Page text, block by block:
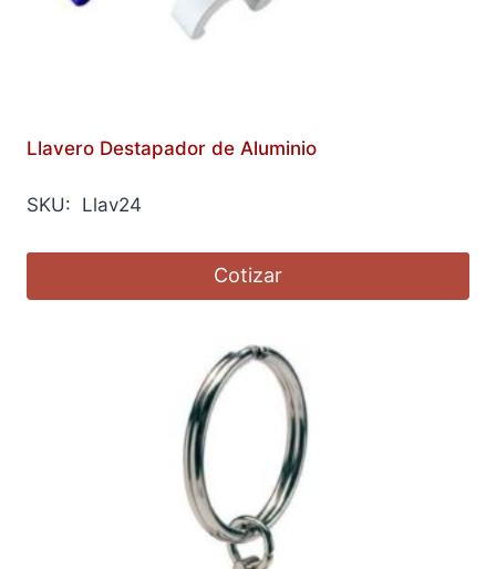
Llavero Destapador de Aluminio
SKU: Llav24
Cotizar